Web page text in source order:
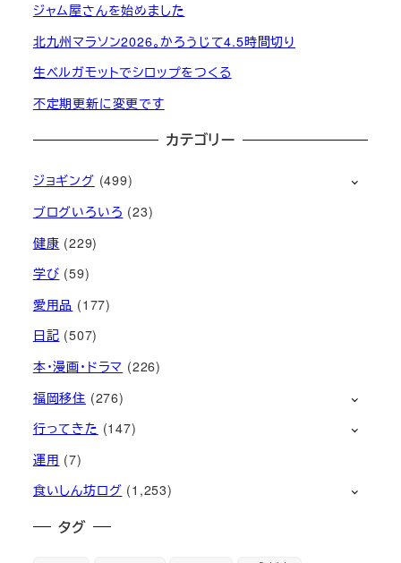
ジャム屋さんを始めました
北九州マラソン2026。かろうじて4.5時間切り
生ベルガモットでシロップをつくる
不定期更新に変更です
カテゴリー
ジョギング (499)
ブログいろいろ (23)
健康 (229)
学び (59)
愛用品 (177)
日記 (507)
本・漫画・ドラマ (226)
福岡移住 (276)
行ってきた (147)
運用 (7)
食いしん坊ログ (1,253)
タグ